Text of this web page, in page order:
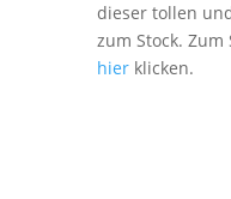
dieser tollen
zum Stock.
hierklicken.